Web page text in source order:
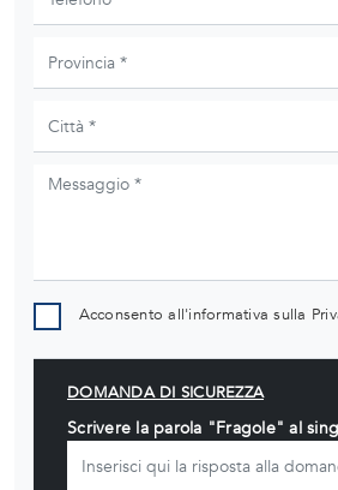
Acconsento all'informativa sulla
DOMANDA DI SICUREZZA
Scrivere la parola "Fragole" al